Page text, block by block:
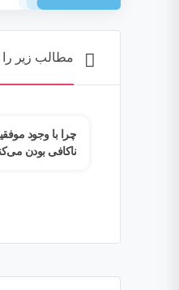
مطالب زیر را
شرم از بدن؛
بدنمان را تغییر